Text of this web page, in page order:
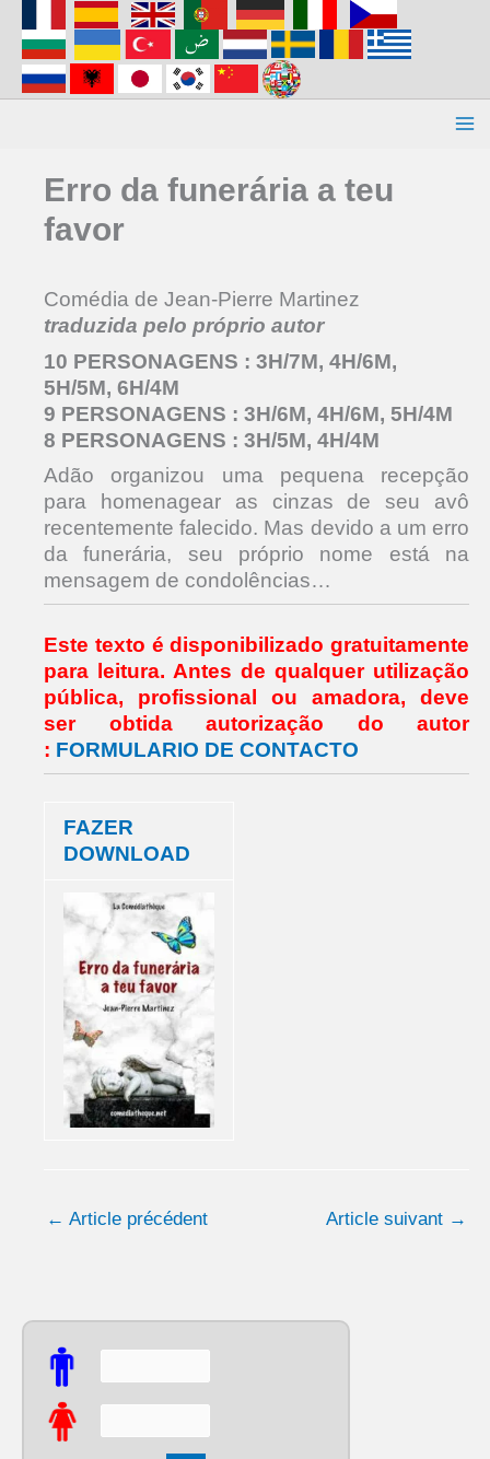
contenu
Erro da funerária a teu
favor
Comédia de Jean-Pierre Martinez
traduzida pelo próprio autor
10 PERSONAGENS : 3H/7M, 4H/6M,
5H/5M, 6H/4M
9 PERSONAGENS : 3H/6M, 4H/6M, 5H/4M
8 PERSONAGENS : 3H/5M, 4H/4M
Adão organizou uma pequena recepção
para homenagear as cinzas de seu avô
recentemente falecido. Mas devido a um erro
da funerária, seu próprio nome está na
mensagem de condolências…
Este texto é disponibilizado gratuitamente
para leitura. Antes de qualquer utilização
pública, profissional ou amadora, deve
ser obtida autorização do autor
: FORMULARIO DE CONTACTO
FAZER
DOWNLOAD
← Article précédent Article suivant →